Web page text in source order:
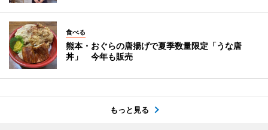
食べる
熊本・おぐらの唐揚げで夏季数量限定「うな唐
丼」 今年も販売
もっと見る